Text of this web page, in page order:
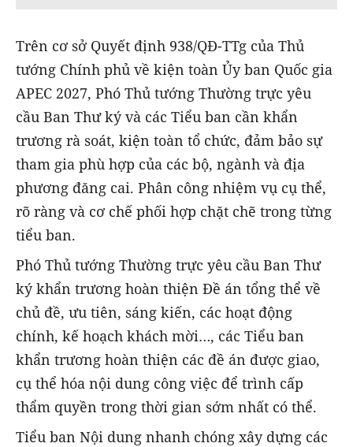
Trên cơ sở Quyết định 938/QĐ-TTg của Thủ
tướng Chính phủ về kiện toàn Ủy ban Quốc gia
APEC 2027, Phó Thủ tướng Thường trực yêu
cầu Ban Thư ký và các Tiểu ban cần khẩn
trương rà soát, kiện toàn tổ chức, đảm bảo sự
tham gia phù hợp của các bộ, ngành và địa
phương đăng cai. Phân công nhiệm vụ cụ thể,
rõ ràng và cơ chế phối hợp chặt chẽ trong từng
tiểu ban.
Phó Thủ tướng Thường trực yêu cầu Ban Thư
ký khẩn trương hoàn thiện Đề án tổng thể về
chủ đề, ưu tiên, sáng kiến, các hoạt động
chính, kế hoạch khách mời…, các Tiểu ban
khẩn trương hoàn thiện các đề án được giao,
cụ thể hóa nội dung công việc để trình cấp
thẩm quyền trong thời gian sớm nhất có thể.
Tiểu ban Nội dung nhanh chóng xây dựng các